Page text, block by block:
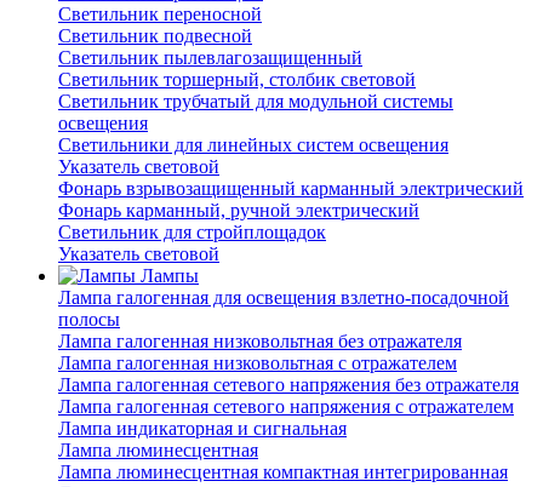
Светильник переносной
Светильник подвесной
Светильник пылевлагозащищенный
Светильник торшерный, столбик световой
Светильник трубчатый для модульной системы
освещения
Светильники для линейных систем освещения
Указатель световой
Фонарь взрывозащищенный карманный электрический
Фонарь карманный, ручной электрический
Светильник для стройплощадок
Указатель световой
Лампы
Лампа галогенная для освещения взлетно-посадочной
полосы
Лампа галогенная низковольтная без отражателя
Лампа галогенная низковольтная с отражателем
Лампа галогенная сетевого напряжения без отражателя
Лампа галогенная сетевого напряжения с отражателем
Лампа индикаторная и сигнальная
Лампа люминесцентная
Лампа люминесцентная компактная интегрированная